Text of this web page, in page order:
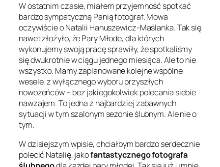
W ostatnim czasie, miałem przyjemność spotkać
bardzo sympatyczną Panią fotograf. Mowa
oczywiście o Natalii Hanuszewicz-Maślanka. Tak się
nawet złożyło, że Pary Młode, dla których
wykonujemy swoją pracę sprawiły, że spotkaliśmy
się dwukrotnie w ciągu jednego miesiąca. Ale to nie
wszystko. Mamy zaplanowane kolejne wspólne
wesele, z wyłącznego wyboru przyszłych
nowożeńców – bez jakiegokolwiek polecania siebie
nawzajem. To jedna z najbardziej zabawnych
sytuacji w tym szalonym sezonie ślubnym. Ale nie o
tym.
W dzisiejszym wpisie, chciałbym bardzo serdecznie
polecić Natalię, jakofantastycznego fotografa